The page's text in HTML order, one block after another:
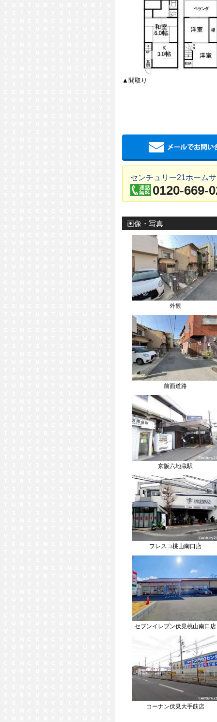
▲間取り
センチュリー21ホーム
0120-669-
画像・写真
外観
前面道路
京阪六地蔵駅
フレスコ桃山南口店
セブンイレブン伏見桃山南口店
コーナン伏見大手筋店